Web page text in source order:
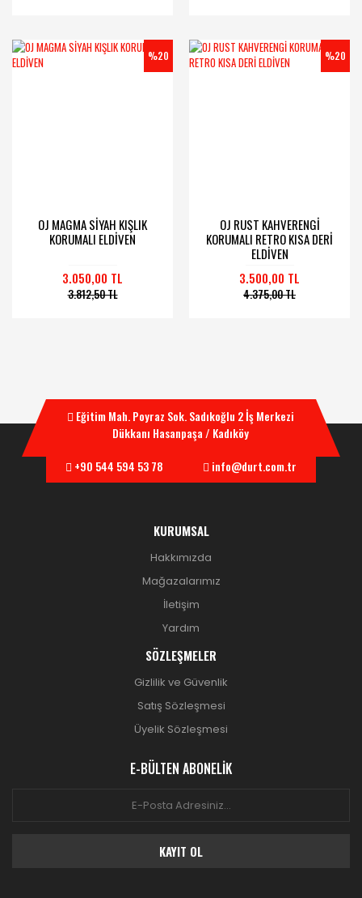
%20
OJ MAGMA SİYAH KIŞLIK
KORUMALI ELDİVEN
3.050,00 TL
3.812,50 TL
%20
OJ RUST KAHVERENGİ
KORUMALI RETRO KISA DERİ
ELDİVEN
3.500,00 TL
4.375,00 TL
Eğitim Mah. Poyraz Sok. Sadıkoğlu 2 İş Merkezi
Dükkanı Hasanpaşa / Kadıköy
+90 544 594 53 78
info@durt.com.tr
KURUMSAL
Hakkımızda
Mağazalarımız
İletişim
Yardım
SÖZLEŞMELER
Gizlilik ve Güvenlik
Satış Sözleşmesi
Üyelik Sözleşmesi
E-BÜLTEN ABONELİK
KAYIT OL